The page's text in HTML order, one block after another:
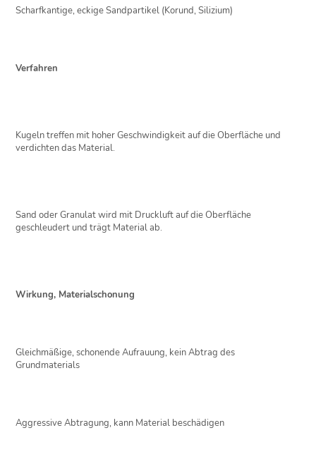
Scharfkantige, eckige Sandpartikel (Korund, Silizium)
Verfahren
Kugeln treffen mit hoher Geschwindigkeit auf die Oberfläche und
verdichten das Material.
Sand oder Granulat wird mit Druckluft auf die Oberfläche
geschleudert und trägt Material ab.
Wirkung, Materialschonung
Gleichmäßige, schonende Aufrauung, kein Abtrag des
Grundmaterials
Aggressive Abtragung, kann Material beschädigen